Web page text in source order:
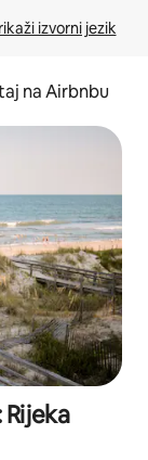
izvorni jezik
na Airbnbu